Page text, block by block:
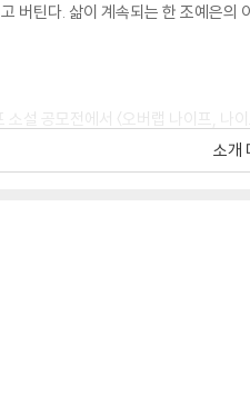
버틴다. 삶이 계속되는 한 조예은의
소설 공모전에서 〈오버랩 나이프,
『스노볼 드라이브』 등을 펴내며
』에 이어, 장편소설 『스노볼 드라
소개